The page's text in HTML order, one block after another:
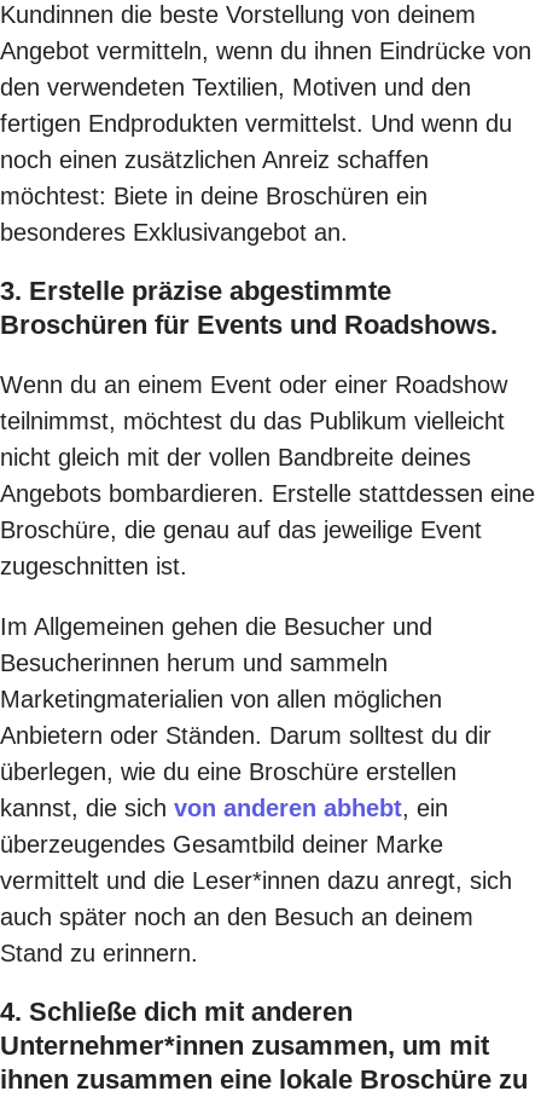
Kundinnen die beste Vorstellung von deinem
Angebot vermitteln, wenn du ihnen Eindrücke von
den verwendeten Textilien, Motiven und den
fertigen Endprodukten vermittelst. Und wenn du
noch einen zusätzlichen Anreiz schaffen
möchtest: Biete in deine Broschüren ein
besonderes Exklusivangebot an.
3. Erstelle präzise abgestimmte
Broschüren für Events und Roadshows.
Wenn du an einem Event oder einer Roadshow
teilnimmst, möchtest du das Publikum vielleicht
nicht gleich mit der vollen Bandbreite deines
Angebots bombardieren. Erstelle stattdessen eine
Broschüre, die genau auf das jeweilige Event
zugeschnitten ist.
Im Allgemeinen gehen die Besucher und
Besucherinnen herum und sammeln
Marketingmaterialien von allen möglichen
Anbietern oder Ständen. Darum solltest du dir
überlegen, wie du eine Broschüre erstellen
kannst, die sich von anderen abhebt, ein
überzeugendes Gesamtbild deiner Marke
vermittelt und die Leser*innen dazu anregt, sich
auch später noch an den Besuch an deinem
Stand zu erinnern.
4. Schließe dich mit anderen
Unternehmer*innen zusammen, um mit
ihnen zusammen eine lokale Broschüre zu